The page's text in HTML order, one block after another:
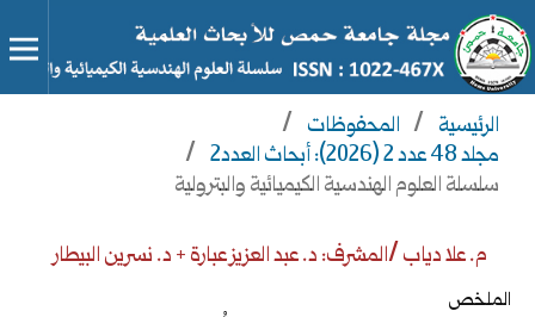
الرئيسية / المحفوظات /
مجلد 48 عدد 2 (2026): أبحاث العدد2
/
سلسلة العلوم الهندسية الكيميائية والبترولية
م. علا دياب /المشرف: د. عبد العزيز عبارة + د. نسرين البيطار
الملخص